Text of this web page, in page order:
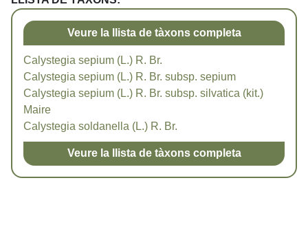
Veure la llista de tàxons completa
Calystegia sepium (L.) R. Br.
Calystegia sepium (L.) R. Br. subsp. sepium
Calystegia sepium (L.) R. Br. subsp. silvatica (kit.)
Maire
Calystegia soldanella (L.) R. Br.
Veure la llista de tàxons completa